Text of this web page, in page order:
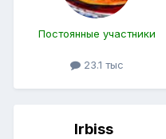
Постоянные участники
23.1 тыс
Irbiss